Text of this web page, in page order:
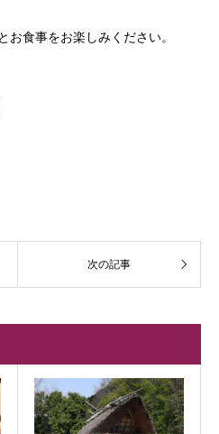
お食事をお楽しみください。